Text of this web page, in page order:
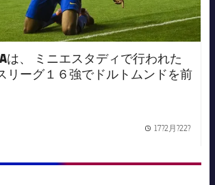
は、 ミニエスタディで行われた
リーグ１６強でドルトムンドを前
17?2月?22?